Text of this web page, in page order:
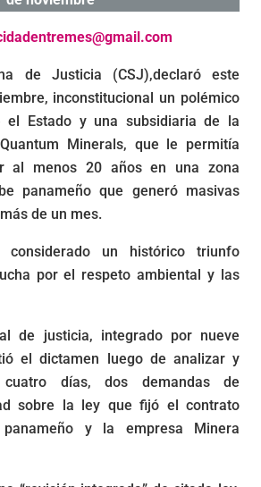
de Justicia (CSJ),declaró este
inconstitucional un polémico
el Estado y una subsidiaria de la
Minerals, que le permitía
al menos 20 años en una zona
panameño que generó masivas
de un mes.
un histórico triunfo
por el respeto ambiental y las
de justicia, integrado por nueve
el dictamen luego de analizar y
días, dos demandas de
sobre la ley que fijó el contrato
y la empresa Minera